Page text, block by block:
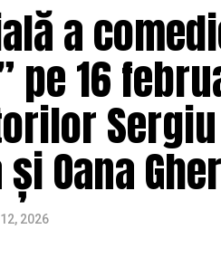
a
pe 16
Oana
2026